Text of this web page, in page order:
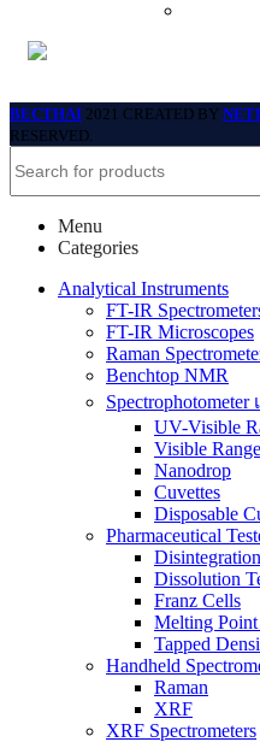
BECTHAI 2021 CREATED BY
RESERVED.
Menu
Categories
Analytical Instruments
FT-IR
FT-IR Microscopes
Raman
Benchtop NMR
UV-Visible
Visible
Nanodrop
Cuvettes
Disposable
Pharmaceutical
Dissolution
Franz Cells
Melting Point
Tapped
Handheld
Raman
XRF
XRF Spectrometers